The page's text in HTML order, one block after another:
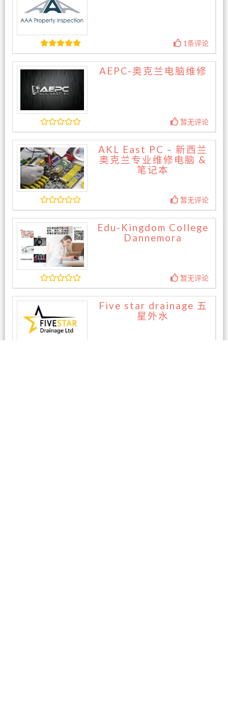
1条评论
AEPC-奥克兰电脑维修
暂无评论
AKL East PC – 新西兰
奥克兰专业维修电脑 &
笔记本
暂无评论
Edu-Kingdom College
Dannemora
暂无评论
Five star drainage 五
星外水